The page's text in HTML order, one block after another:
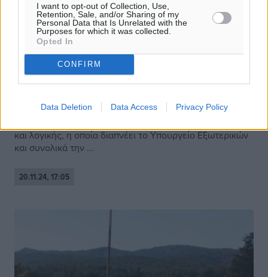
I want to opt-out of Collection, Use,
Retention, Sale, and/or Sharing of my
Personal Data that Is Unrelated with the
Purposes for which it was collected.
Opted In
CONFIRM
Data Deletion Data Access Privacy Policy
Γεραπετρίτης: Αναδεικνύουμε την
ανάγκη για μια κοινωνία ισότιμη στην
πράξη
Η παρουσίαση του Σχεδίου Δράσης για την Ισότητα
και λογικής, η οποία διαπνέει το Υπουργείο Εξωτερικών
και συνολικά την ...
20.11.24, 17:05